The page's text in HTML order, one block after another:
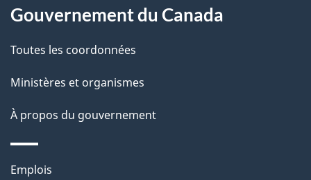
i
d
e
l
a
propos
de
site
Gouvernement du Canada
Toutes les coordonnées
Ministères et organismes
À propos du gouvernement
Thèmes
Emplois